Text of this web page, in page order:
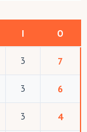
І О
3 7
3 6
3 4